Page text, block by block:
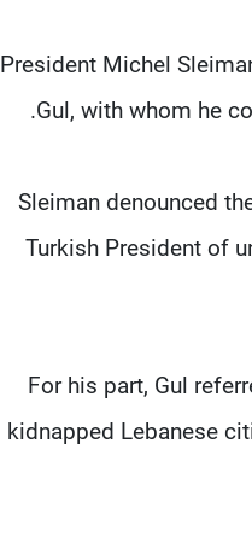
President Michel
Gul, with whom he
Sleiman denounced
Turkish President of
For his part, Gul
kidnapped Lebanese